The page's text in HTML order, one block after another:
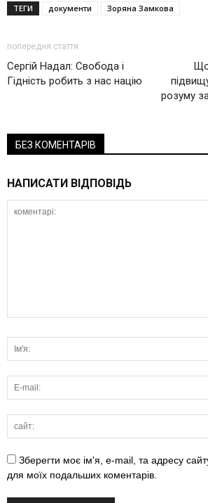
ТЕГИ документи Зоряна Замкова
попередня стаття
Сергій Надал: Свобода і
Гідність робить з нас націю
розуму
БЕЗ КОМЕНТАРІВ
НАПИСАТИ ВІДПОВІДЬ
Зберегти моє ім'я, e-mail, та адресу
для моїх подальших коментарів.